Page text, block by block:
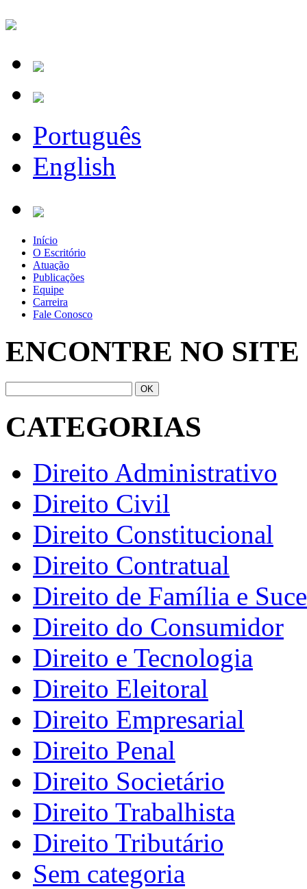
Português
English
Início
O Escritório
Atuação
Publicações
Equipe
Carreira
Fale Conosco
ENCONTRE NO SITE
CATEGORIAS
Direito Administrativo
Direito Civil
Direito Constitucional
Direito Contratual
Direito de Família e
Direito do Consumidor
Direito e Tecnologia
Direito Eleitoral
Direito Empresarial
Direito Penal
Direito Societário
Direito Trabalhista
Direito Tributário
Sem categoria